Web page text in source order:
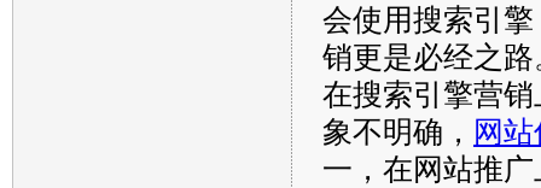
会使用搜索引
销更是必经之
在搜索引擎营
象不明确， 网
一，在网站推